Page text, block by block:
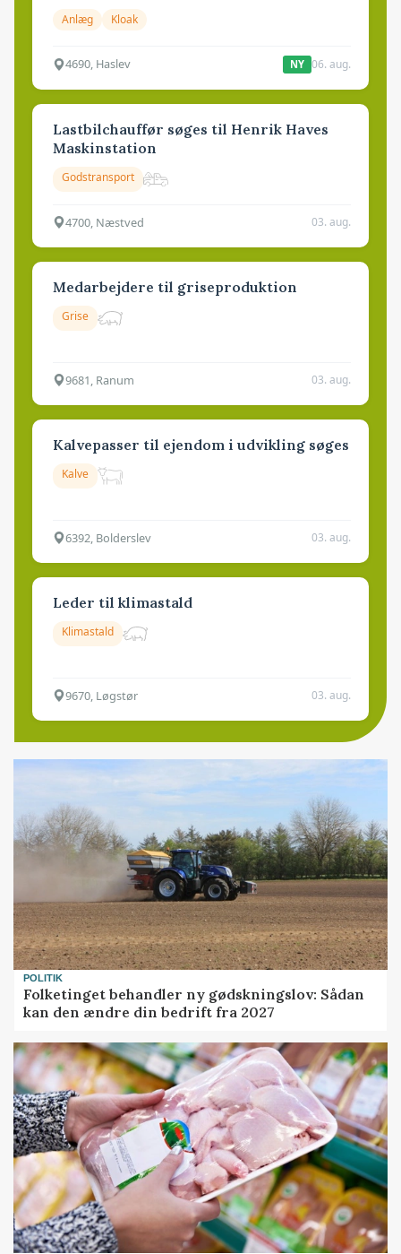
Anlæg Kloak
4690, Haslev NY 06. aug.
Lastbilchauffør søges til Henrik Haves
Maskinstation
Godstransport
4700, Næstved 03. aug.
Medarbejdere til griseproduktion
Grise
9681, Ranum 03. aug.
Kalvepasser til ejendom i udvikling søges
Kalve
6392, Bolderslev 03. aug.
Leder til klimastald
Klimastald
9670, Løgstør 03. aug.
POLITIK
Folketinget behandler ny gødskningslov: Sådan
kan den ændre din bedrift fra 2027